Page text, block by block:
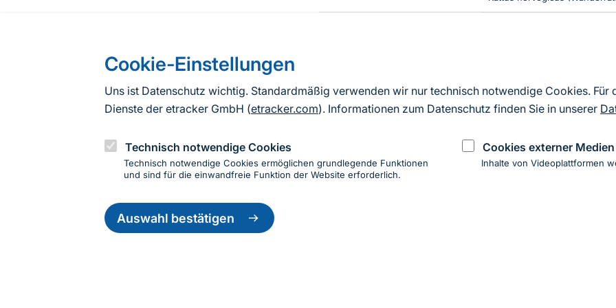
Cookie-Einstellungen
Uns ist Datenschutz wichtig. Standardmäßig verwenden wir nur technisch notwendige Cookies. Für
Dienste der etracker GmbH (etracker.com). Informationen zum Datenschutz finden Sie in unserer
Technisch notwendige Cookies
Technisch notwendige Cookies ermöglichen grundlegende Funktionen
und sind für die einwandfreie Funktion der Website erforderlich.
Cookies externer Medien
Inhalte von Videoplattformen
Auswahl bestätigen
Einwilligung
zurückziehen
Nyctereutes procyonoides
Informationen zur Seite